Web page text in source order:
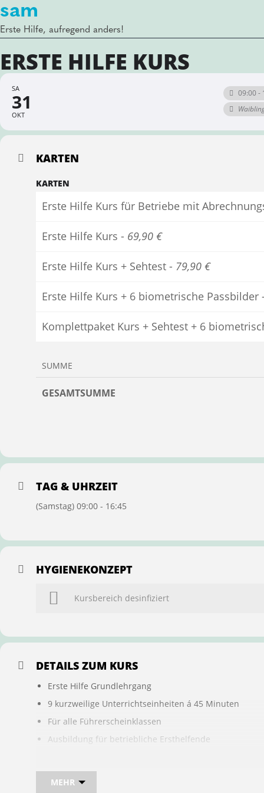
sam
Erste Hilfe, aufregend anders!
ERSTE HILFE KURS
SA
31
OKT
09:00 -
KARTEN
KARTEN
Erste Hilfe Kurs für Betriebe mit
Erste Hilfe Kurs - 69,90 €
Erste Hilfe Kurs + Sehtest - 79,90 €
Erste Hilfe Kurs + 6 biometrische Passbilder
Komplettpaket Kurs + Sehtest + 6
SUMME
GESAMTSUMME
TAG & UHRZEIT
(Samstag) 09:00 - 16:45
HYGIENEKONZEPT
Kursbereich desinfiziert
DETAILS ZUM KURS
Erste Hilfe Grundlehrgang
9 kurzweilige Unterrichtseinheiten á 45 Minuten
Für alle Führerscheinklassen
Ausbildung für betriebliche Ersthelfende
Bei sam kannst du direkt im Kurs auch gleich, den für
MEHR